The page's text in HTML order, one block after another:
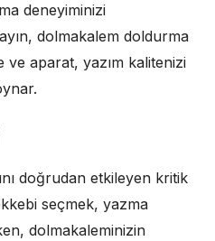
deneyiminizi
dolmakalem doldurma
aparat, yazım kalitenizi
doğrudan etkileyen kritik
seçmek, yazma
dolmakaleminizin